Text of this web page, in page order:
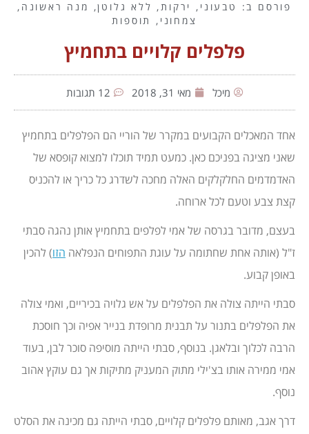
פורסם ב: טבעוני , ירקות, ללא גלוטן, מנה ראשונה ,
צמחוני , תוספות
פלפלים קלויים בתחמיץ
מיכל מאי 31, 2018 12 תגובות
אחד המאכלים הקבועים במקרר של הוריי הם הפלפלים בתחמיץ
שאני מציגה בפניכם כאן. כמעט תמיד תוכלו למצוא קופסא של
האדמדמים החלקלקים האלה מחכה לשדרג כל כריך או להכניס
קצת צבע וטעם לכל ארוחה.
בעצם, מדובר בגרסה של אמי לפלפים בתחמיץ אותן נהגה סבתי
ז"ל (אותה אחת שחתומה על עוגת התפוחים הנפלאה הזו) להכין
באופן קבוע.
סבתי הייתה צולה את הפלפלים על אש גלויה בכיריים, ואמי צולה
את הפלפלים בתנור על תבנית מרופדת בנייר אפיה וכך חוסכת
הרבה לכלוך ובלאגן. בנוסף, סבתי הייתה מוסיפה סוכר לבן, בעוד
אמי ממירה אותו בצ'ילי מתוק המעניק מתיקות אך גם עוקץ אהוב
נוסף.
דרך אגב, מאותם פלפלים קלויים, סבתי הייתה גם מכינה את הסלט